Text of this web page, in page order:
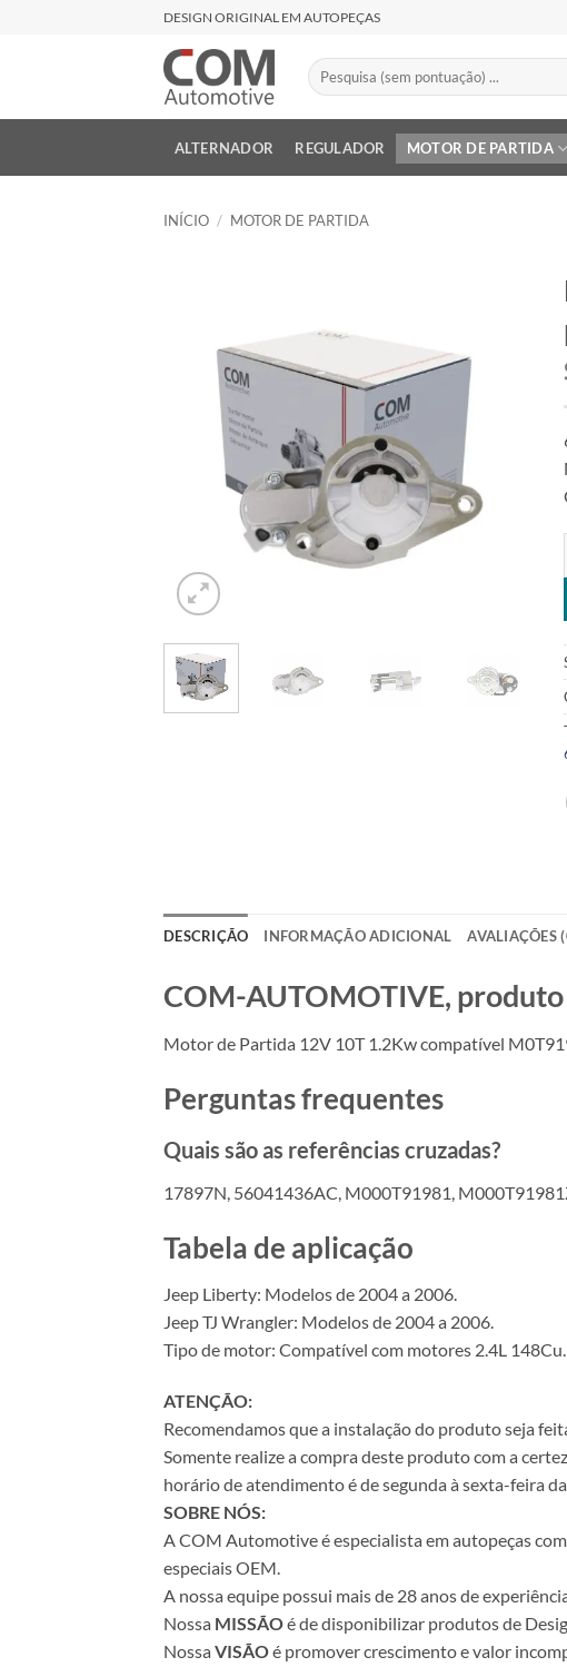
DESIGN ORIGINAL EM AUTOPEÇAS
Pesquisar
por:
ALTERNADOR REGULADOR MOTOR DE PARTIDA
INÍCIO / MOTOR DE PARTIDA
DESCRIÇÃO INFORMAÇÃO ADICIONAL AVALIAÇÕES
COM-AUTOMOTIVE,
Motor de Partida 12V 10T 1.2Kw compatível
Perguntas frequentes
Quais são as referências cruzadas?
17897N, 56041436AC, M000T91981,
Tabela de aplicação
Jeep Liberty: Modelos de 2004 a 2006.
Jeep TJ Wrangler: Modelos de 2004 a 2006.
Tipo de motor: Compatível com motores 2.4L
ATENÇÃO:
Recomendamos que a instalação do produto seja
Somente realize a compra deste produto com a
horário de atendimento é de segunda à sexta-feira
SOBRE NÓS:
A COM Automotive é especialista em autopeças
especiais OEM.
A nossa equipe possui mais de 28 anos de
Nossa MISSÃOé de disponibilizar produtos de
Nossa VISÃOé promover crescimento e valor